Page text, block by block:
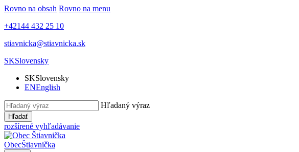
Rovno na obsah Rovno na menu
+42144 432 25 10
stiavnicka@stiavnicka.sk
SKSlovensky
SKSlovensky
ENEnglish
Hľadaný výraz
Hľadať
rozšírené vyhľadávanie
ObecŠtiavnička